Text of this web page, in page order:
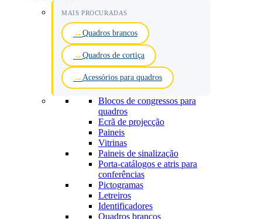
MAIS PROCURADAS
Quadros brancos
Quadros de cortiça
Acessórios para quadros
Blocos de congressos para
quadros
Ecrã de projecção
Paineis
Vitrinas
Paineis de sinalização
Porta-catálogos e atris para
conferências
Pictogramas
Letreiros
Identificadores
Quadros brancos